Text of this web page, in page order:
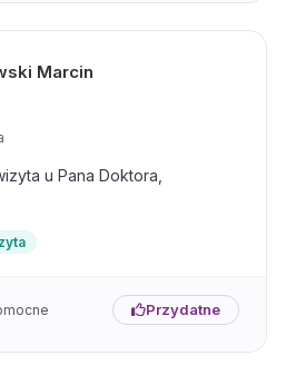
Marcin
u Pana Doktora,
Przydatne